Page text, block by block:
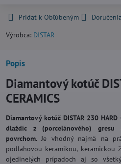
Pridať k Obľúbeným
Doručenia
Výrobca: DISTAR
Popis
Diamantový kotúč
CERAMICS
Diamantový kotúč DISTAR 230 HARD
dlaždíc z (porcelánového)
povrchom. Je vhodný najmä na
podlahovou keramikou, keramickou
ojedinelých prípadoch aj so